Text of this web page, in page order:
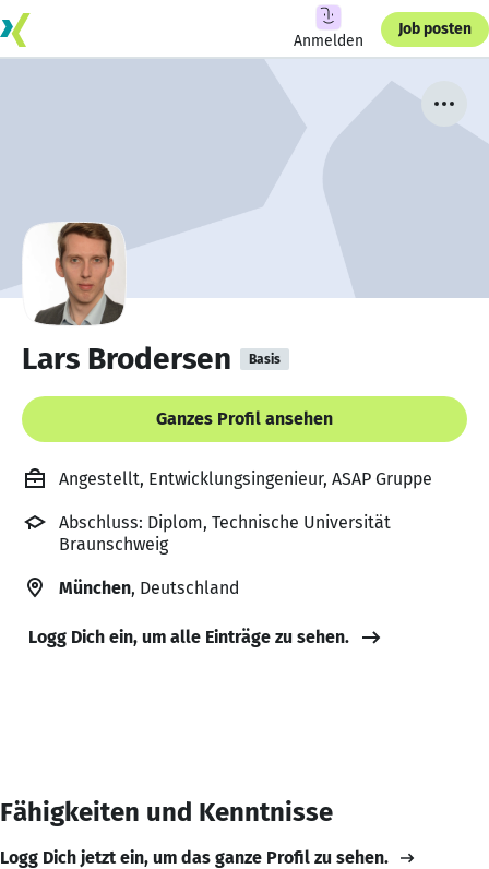
Anmelden
Job posten
Lars Brodersen Basis
Ganzes Profil ansehen
Angestellt, Entwicklungsingenieur, ASAP Gruppe
Abschluss: Diplom, Technische Universität
Braunschweig
München, Deutschland
Logg Dich ein, um alle Einträge zu sehen.
Fähigkeiten und Kenntnisse
Logg Dich jetzt ein, um das ganze Profil zu sehen.